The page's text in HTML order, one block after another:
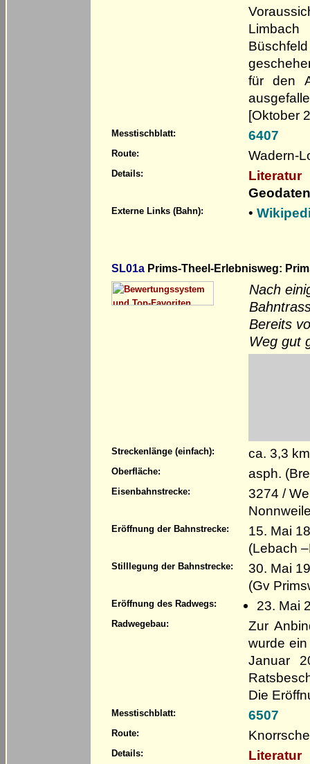
für den
[Oktober
Messtischblatt: 6407
Route: Wadern-
Details:
Literatur
Externe Links (Bahn): •
SL01a Prims-Theel-Erlebnisweg:
Nach
Bereits
Weg gut
Streckenlänge (einfach): ca. 3,3
Oberfläche: asph.
Eisenbahnstrecke:
3274 /
Eröffnung der Bahnstrecke:
15. Mai
(Lebach
Stilllegung der Bahnstrecke:
30. Mai
(Gv
Eröffnung des Radwegs: 23. Mai
Radwegebau:
Zur
wurde
Januar
Die
Messtischblatt: 6507
Route:
Details: Literatur